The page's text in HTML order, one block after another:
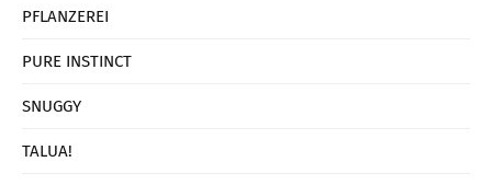
PFLANZEREI
PURE INSTINCT
SNUGGY
TALUA!